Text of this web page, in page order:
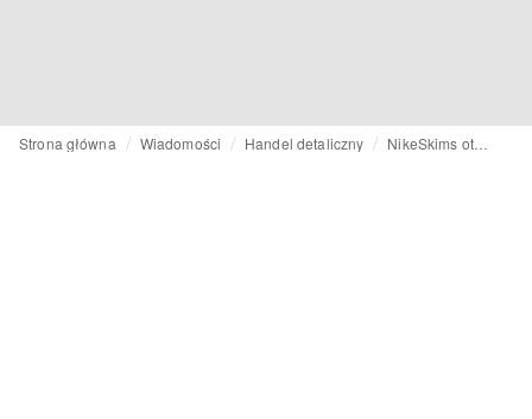
Strona główna Wiadomości Handel detaliczny NikeSkims otwiera pop-upy w Londynie i Paryżu